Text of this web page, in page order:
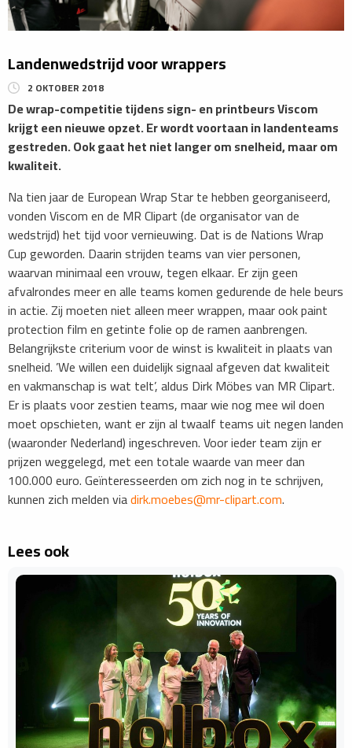
Landenwedstrijd voor wrappers
2 OKTOBER 2018
De wrap-competitie tijdens sign- en printbeurs Viscom
krijgt een nieuwe opzet. Er wordt voortaan in landenteams
gestreden. Ook gaat het niet langer om snelheid, maar om
kwaliteit.
Na tien jaar de European Wrap Star te hebben georganiseerd,
vonden Viscom en de MR Clipart (de organisator van de
wedstrijd) het tijd voor vernieuwing. Dat is de Nations Wrap
Cup geworden. Daarin strijden teams van vier personen,
waarvan minimaal een vrouw, tegen elkaar. Er zijn geen
afvalrondes meer en alle teams komen gedurende de hele beurs
in actie. Zij moeten niet alleen meer wrappen, maar ook paint
protection film en getinte folie op de ramen aanbrengen.
Belangrijkste criterium voor de winst is kwaliteit in plaats van
snelheid. ’We willen een duidelijk signaal afgeven dat kwaliteit
en vakmanschap is wat telt’, aldus Dirk Möbes van MR Clipart.
Er is plaats voor zestien teams, maar wie nog mee wil doen
moet opschieten, want er zijn al twaalf teams uit negen landen
(waaronder Nederland) ingeschreven. Voor ieder team zijn er
prijzen weggelegd, met een totale waarde van meer dan
100.000 euro. Geïnteresseerden om zich nog in te schrijven,
kunnen zich melden viadirk.moebes@mr-clipart.com.
Lees ook